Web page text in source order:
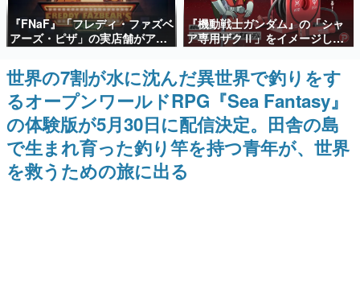
殿堂入り記事
SNS拡散数が数千以上！ ページビュー数万以上！ などな
ど。多くの人々に読まれた、電ファミ渾身の“殿堂入り”記
事をまとめました。
ゲームの企画書
名作ゲームクリエイターの方々に製作時のエピソードをお
聞きし、ヒットする企画（ゲーム）とは何か？を探ってい
きます。
赫本
この物語を解いてはいけない。『赫本』は、〈試験問題〉
の形をした短編ホラー小説集です。
『FNaF』「フレディ・ファズベ
アーズ・ピザ」の実店舗がアメ
リカの商業施設「American
Dream」に2027年オープン！
ScottGamesとの共同開発、食
事だけでなくステージショーや
没入型のホラー体験も楽しめる
『機動戦士ガンダム』の「シャ
ア専用ザクⅡ」をイメージした
散水ホースリールが予約開始。
本体にはシャアのパーソナルマ
ークやジオン公国軍のエンブレ
ム、型式番号などを配置
世界の7割が水に沈んだ異世界で釣りをす
るオープンワールドRPG『Sea Fantasy』
の体験版が5月30日に配信決定。田舎の島
で生まれ育った釣り竿を持つ青年が、世界
を救うための旅に出る